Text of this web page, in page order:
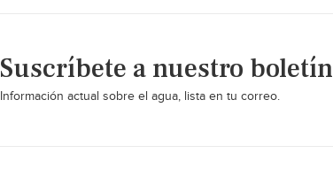
Suscríbete a nuestro boletín
Información actual sobre el agua, lista en tu correo.